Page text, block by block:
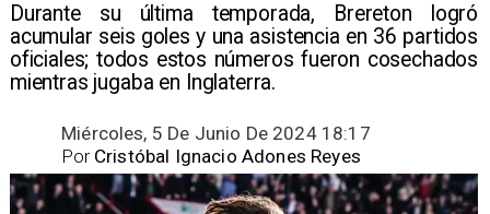
​Durante su última temporada, Brereton logró
acumular seis goles y una asistencia en 36 partidos
oficiales; todos estos números fueron cosechados
mientras jugaba en Inglaterra.
Miércoles, 5 De Junio De 2024 18:17
Cristóbal Ignacio Adones Reyes
Por